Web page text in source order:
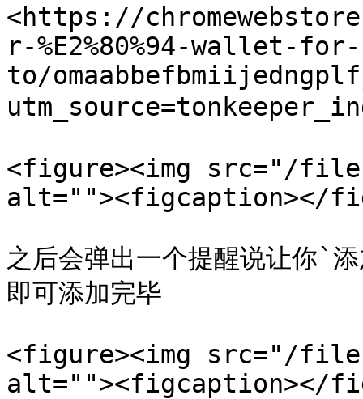
<https://
r-%E2%80%94-wallet-for-
to/
<figure><img src="/
alt=""><figcaption></
之后会弹出一个提醒说让你`
即可添加完毕
<figure><img src="/files/
alt=""><figcaption></